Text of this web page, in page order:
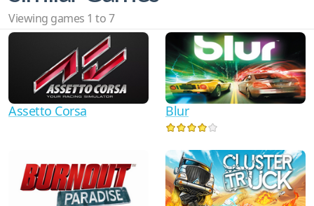
Viewing games 1 to 7
Assetto Corsa Blur